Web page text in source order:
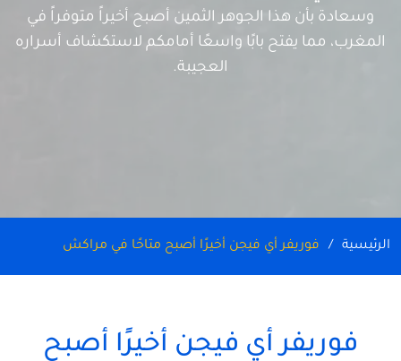
وسعادة بأن هذا الجوهر الثمين أصبح أخيراً متوفراً في
المغرب، مما يفتح بابًا واسعًا أمامكم لاستكشاف أسراره
العجيبة.
الرئيسية فوريفر أي فيجن أخيرًا أصبح متاحًا في مراكش
فوريفر أي فيجن أخيرًا أصبح